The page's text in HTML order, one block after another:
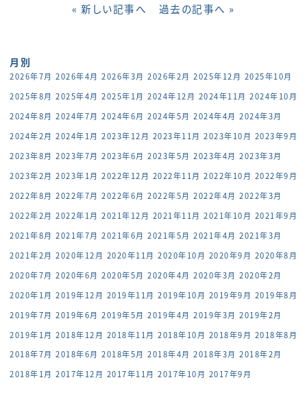
« 新しい記事へ 過去の記事へ »
月別
2026年7月 2026年4月 2026年3月 2026年2月 2025年12月 2025年10月
2025年8月 2025年4月 2025年1月 2024年12月 2024年11月 2024年10月
2024年8月 2024年7月 2024年6月 2024年5月 2024年4月 2024年3月
2024年2月 2024年1月 2023年12月 2023年11月 2023年10月 2023年9月
2023年8月 2023年7月 2023年6月 2023年5月 2023年4月 2023年3月
2023年2月 2023年1月 2022年12月 2022年11月 2022年10月 2022年9月
2022年8月 2022年7月 2022年6月 2022年5月 2022年4月 2022年3月
2022年2月 2022年1月 2021年12月 2021年11月 2021年10月 2021年9月
2021年8月 2021年7月 2021年6月 2021年5月 2021年4月 2021年3月
2021年2月 2020年12月 2020年11月 2020年10月 2020年9月 2020年8月
2020年7月 2020年6月 2020年5月 2020年4月 2020年3月 2020年2月
2020年1月 2019年12月 2019年11月 2019年10月 2019年9月 2019年8月
2019年7月 2019年6月 2019年5月 2019年4月 2019年3月 2019年2月
2019年1月 2018年12月 2018年11月 2018年10月 2018年9月 2018年8月
2018年7月 2018年6月 2018年5月 2018年4月 2018年3月 2018年2月
2018年1月 2017年12月 2017年11月 2017年10月 2017年9月